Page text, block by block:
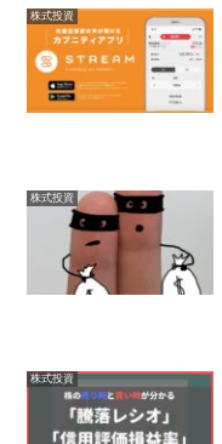
株式投資
株式投資
株式投資